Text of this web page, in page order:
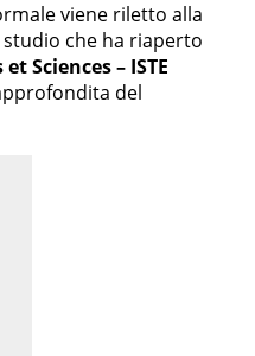
viene riletto alla
che ha riaperto
Sciences – ISTE
del